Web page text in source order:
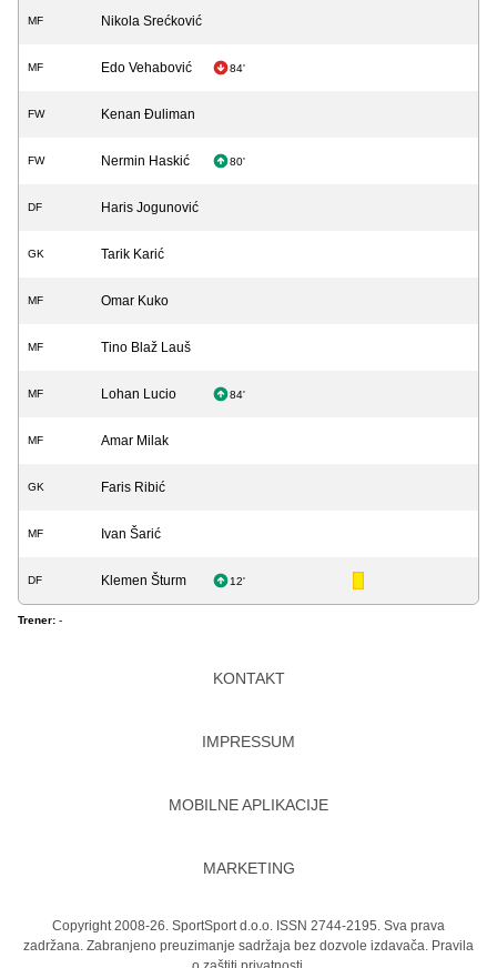
MF Nikola Srećković
MF Edo Vehabović 84'
FW Kenan Đuliman
FW Nermin Haskić 80'
DF Haris Jogunović
GK Tarik Karić
MF Omar Kuko
MF Tino Blaž Lauš
MF Lohan Lucio 84'
MF Amar Milak
GK Faris Ribić
MF Ivan Šarić
DF Klemen Šturm 12'
Trener: -
KONTAKT
IMPRESSUM
MOBILNE APLIKACIJE
MARKETING
Copyright 2008-26. SportSport d.o.o. ISSN 2744-2195. Sva prava
zadržana. Zabranjeno preuzimanje sadržaja bez dozvole izdavača. Pravila